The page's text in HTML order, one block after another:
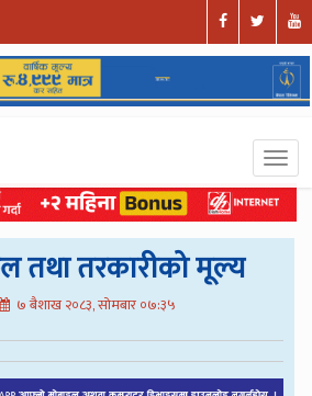
तरकारीको मूल्य
७ बैशाख २०८३, सोमबार ०७:३५